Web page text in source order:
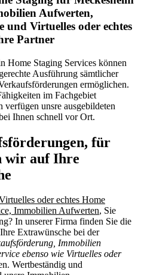
Aufwerten,
Virtuelles oder echtes
Partner
Home Staging Services können
Ausführung sämtlicher
ermöglichen.
im Fachgebiet
unsre ausgebildeten
Ihnen schnell vor Ort.
für
wir auf Ihre
oder echtes Home
Immobilien Aufwerten, Sie
In unserer Firma finden Sie die
Extrawünsche bei der
Immobilien
ebenso wie Virtuelles oder
Wertbeständig und